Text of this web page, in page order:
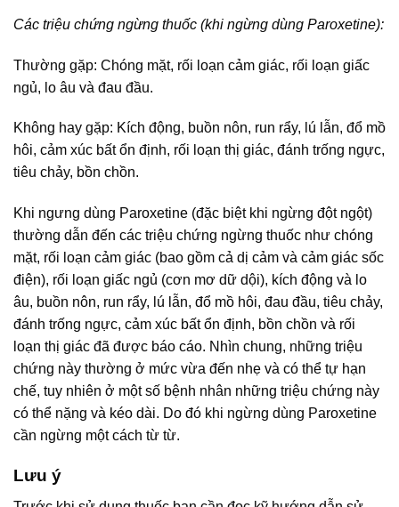
Các triệu chứng ngừng thuốc (khi ngừng dùng Paroxetine):
Thường gặp: Chóng mặt, rối loạn cảm giác, rối loạn giấc
ngủ, lo âu và đau đầu.
Không hay gặp: Kích động, buồn nôn, run rẩy, lú lẫn, đổ mồ
hôi, cảm xúc bất ổn định, rối loạn thị giác, đánh trống ngực,
tiêu chảy, bồn chồn.
Khi ngưng dùng Paroxetine (đặc biệt khi ngừng đột ngột)
thường dẫn đến các triệu chứng ngừng thuốc như chóng
mặt, rối loạn cảm giác (bao gồm cả dị cảm và cảm giác sốc
điện), rối loạn giấc ngủ (cơn mơ dữ dội), kích động và lo
âu, buồn nôn, run rẩy, lú lẫn, đổ mồ hôi, đau đầu, tiêu chảy,
đánh trống ngực, cảm xúc bất ổn định, bồn chồn và rối
loạn thị giác đã được báo cáo. Nhìn chung, những triệu
chứng này thường ở mức vừa đến nhẹ và có thể tự hạn
chế, tuy nhiên ở một số bệnh nhân những triệu chứng này
có thể nặng và kéo dài. Do đó khi ngừng dùng Paroxetine
cần ngừng một cách từ từ.
Lưu ý